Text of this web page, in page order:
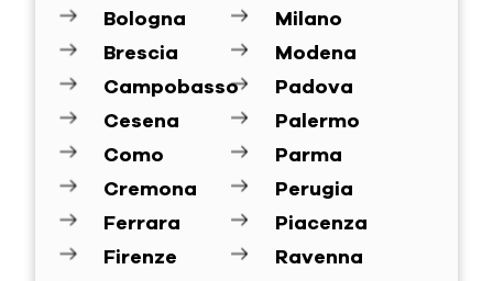
Bologna
Brescia
Campobasso
Cesena
Como
Cremona
Ferrara
Firenze
Milano
Modena
Padova
Palermo
Parma
Perugia
Piacenza
Ravenna